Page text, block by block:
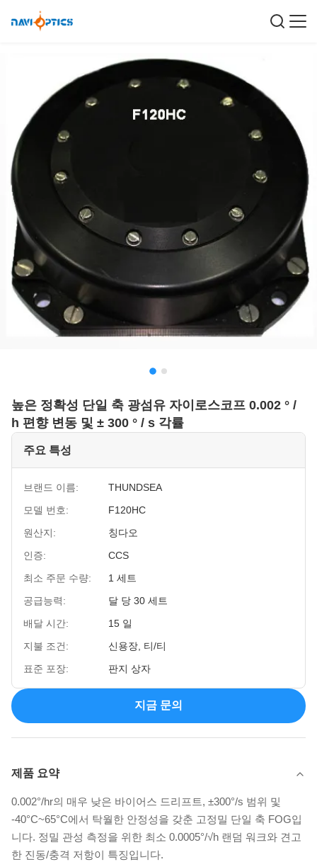
높은 정확성 단일 축 광섬유 자이로스코프 0.002 ° /
h 편향 변동 및 ± 300 ° / s 각률
주요 특성
브랜드 이름:
THUNDSEA
모델 번호:
F120HC
원산지:
칭다오
인증:
CCS
최소 주문 수량:
1 세트
공급능력:
달 당 30 세트
배달 시간:
15 일
지불 조건:
신용장, 티/티
표준 포장:
판지 상자
지금 문의
제품 요약
0.002°/hr의 매우 낮은 바이어스 드리프트, ±300°/s 범위 및
-40°C~65°C에서 탁월한 안정성을 갖춘 고정밀 단일 축 FOG입
니다. 정밀 관성 측정을 위한 최소 0.0005°/√h 랜덤 워크와 견고
한 진동/충격 저항이 특징입니다.